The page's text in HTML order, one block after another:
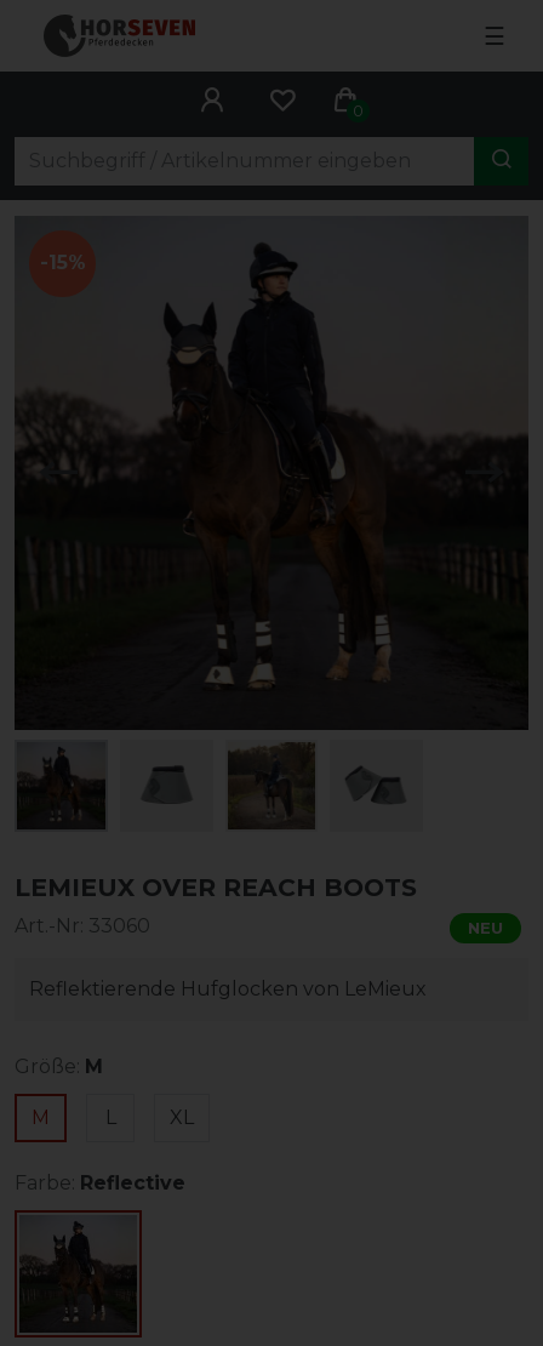
☰
0
-15%
LEMIEUX OVER REACH BOOTS
Art.-Nr: 33060 NEU
Reflektierende Hufglocken von LeMieux
Größe: M
M L XL
Farbe: Reflective